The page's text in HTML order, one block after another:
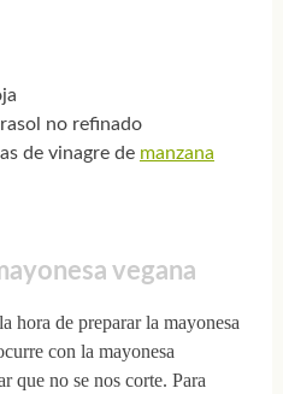
no refinado
de vinagre de manzana
vegana
hora de preparar la mayonesa
con la mayonesa
que no se nos corte. Para